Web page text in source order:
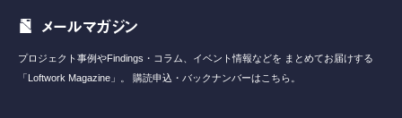
メールマガジン
プロジェクト事例やFindings・コラム、イベント情報などを まとめてお届けする
「Loftwork Magazine」。
購読申込・バックナンバーはこちら。